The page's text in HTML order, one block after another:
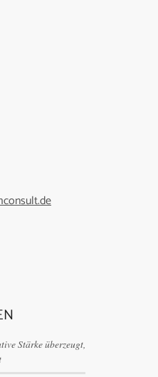
Stärke überzeugt,